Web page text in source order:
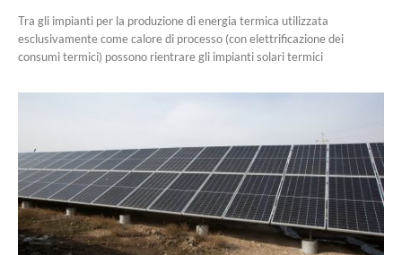
Tra gli impianti per la produzione di energia termica utilizzata
esclusivamente come calore di processo (con elettrificazione dei
consumi termici) possono rientrare gli impianti solari termici